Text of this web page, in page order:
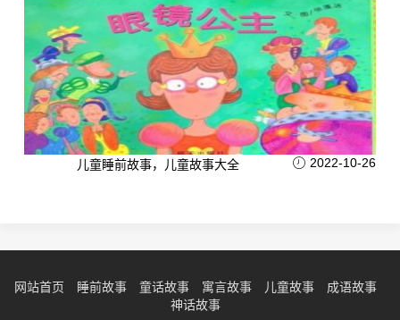
儿童睡前故事，儿童故事大全 2022-10-26
网站首页 睡前故事 童话故事 寓言故事 儿童故事
成语故事
神话故事